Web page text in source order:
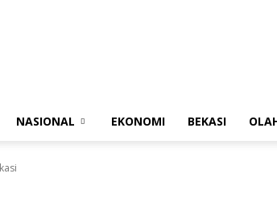
NASIONAL EKONOMI BEKASI